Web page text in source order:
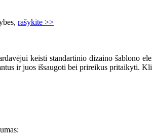
rašykite >>
keisti standartinio dizaino šablono
ir juos išsaugoti bei prireikus pritaikyti.